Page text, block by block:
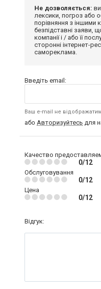
Не дозволяється:
лексики, погроз або
порівняння з іншими
безпідставні заяви,
компанії і / або її
сторонні інтернет-
самореклама.
Введіть email:
Ваш e-mail не
або Авторизуйтесь для
Качество
0/12
Обслуговування
0/12
Цена
0/12
Відгук: